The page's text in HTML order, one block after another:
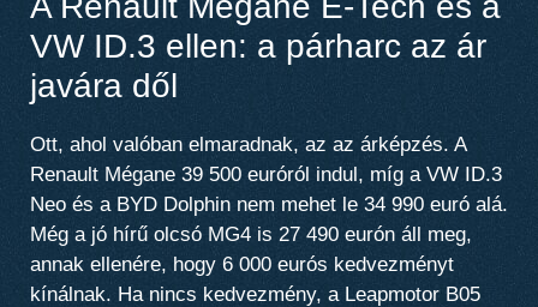
VW ID.3 ellen: a párharc az ár
javára dől
Ott, ahol valóban elmaradnak, az az árképzés. A
Renault Mégane 39 500 euróról indul, míg a VW ID.3
Neo és a BYD Dolphin nem mehet le 34 990 euró alá.
Még a jó hírű olcsó MG4 is 27 490 eurón áll meg,
annak ellenére, hogy 6 000 eurós kedvezményt
kínálnak. Ha nincs kedvezmény, a Leapmotor B05